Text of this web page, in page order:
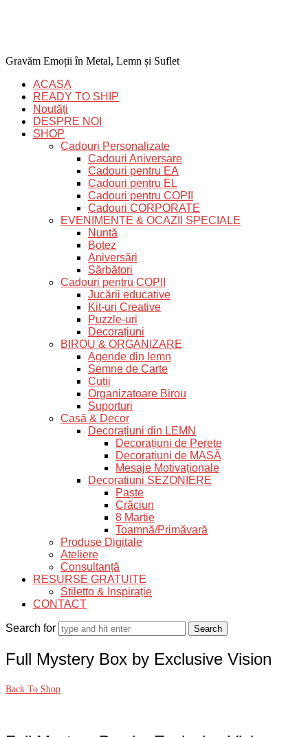
Gravăm Emoții în Metal, Lemn și Suflet
ACASA
READY TO SHIP
Noutăți
DESPRE NOI
SHOP
Cadouri Personalizate
Cadouri Aniversare
Cadouri pentru EA
Cadouri pentru EL
Cadouri pentru COPII
Cadouri CORPORATE
EVENIMENTE & OCAZII SPECIALE
Nuntă
Botez
Aniversări
Sărbători
Cadouri pentru COPII
Jucării educative
Kit-uri Creative
Puzzle-uri
Decorațiuni
BIROU & ORGANIZARE
Agende din lemn
Semne de Carte
Cutii
Organizatoare Birou
Suporturi
Casă & Decor
Decorațiuni din LEMN
Decorațiuni de Perete
Decorațiuni de MASĂ
Mesaje Motivaționale
Decorațiuni SEZONIERE
Paște
Crăciun
8 Martie
Toamnă/Primăvară
Produse Digitale
Ateliere
Consultanță
RESURSE GRATUITE
Stiletto & Inspirație
CONTACT
Search for
Full Mystery Box by Exclusive Vision
Back To Shop